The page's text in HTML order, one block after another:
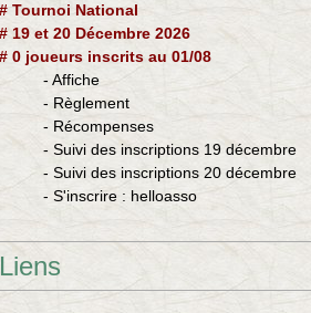
# Tournoi National
# 19 et 20 Décembre 2026
# 0 joueurs inscrits au 01/08
- Affiche
- Règlement
- Récompenses
- Suivi des inscriptions 19 décembre
- Suivi des inscriptions 20 décembre
- S'inscrire : helloasso
Liens